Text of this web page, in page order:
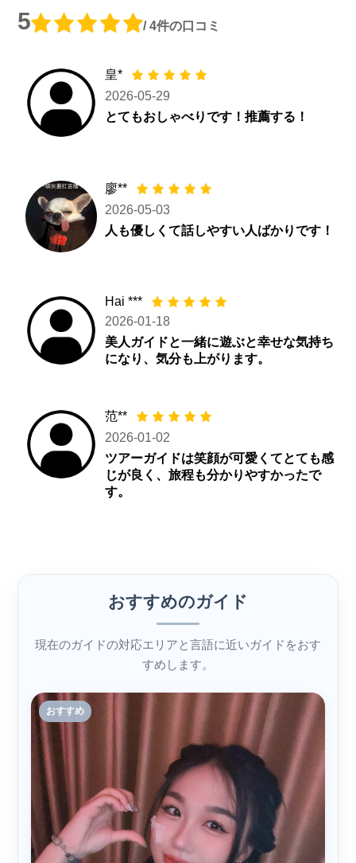
5 / 4件の口コミ
皇*
2026-05-29
とてもおしゃべりです！推薦する！
廖**
2026-05-03
人も優しくて話しやすい人ばかりです！
Hai ***
2026-01-18
美人ガイドと一緒に遊ぶと幸せな気持ち
になり、気分も上がります。
范**
2026-01-02
ツアーガイドは笑顔が可愛くてとても感
じが良く、旅程も分かりやすかったで
す。
おすすめのガイド
現在のガイドの対応エリアと言語に近いガイドをおす
すめします。
おすすめ